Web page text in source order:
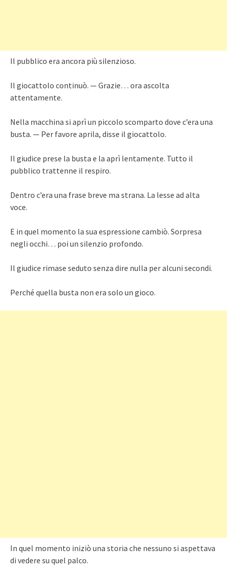
Il pubblico era ancora più silenzioso.
Il giocattolo continuò. — Grazie… ora ascolta
attentamente.
Nella macchina si aprì un piccolo scomparto dove c’era una
busta. — Per favore aprila, disse il giocattolo.
Il giudice prese la busta e la aprì lentamente. Tutto il
pubblico trattenne il respiro.
Dentro c’era una frase breve ma strana. La lesse ad alta
voce.
E in quel momento la sua espressione cambiò. Sorpresa
negli occhi… poi un silenzio profondo.
Il giudice rimase seduto senza dire nulla per alcuni secondi.
Perché quella busta non era solo un gioco.
In quel momento iniziò una storia che nessuno si aspettava
di vedere su quel palco.